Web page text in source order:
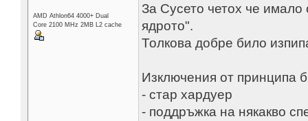
AMD Athlon64 4000+ Dual
Core 2100 MHz 2MB L2 cache
За Сусето четох че
ядрото".
Толкова добре било
Изключения от принципа
- стар хардуер
- поддръжка на някакво